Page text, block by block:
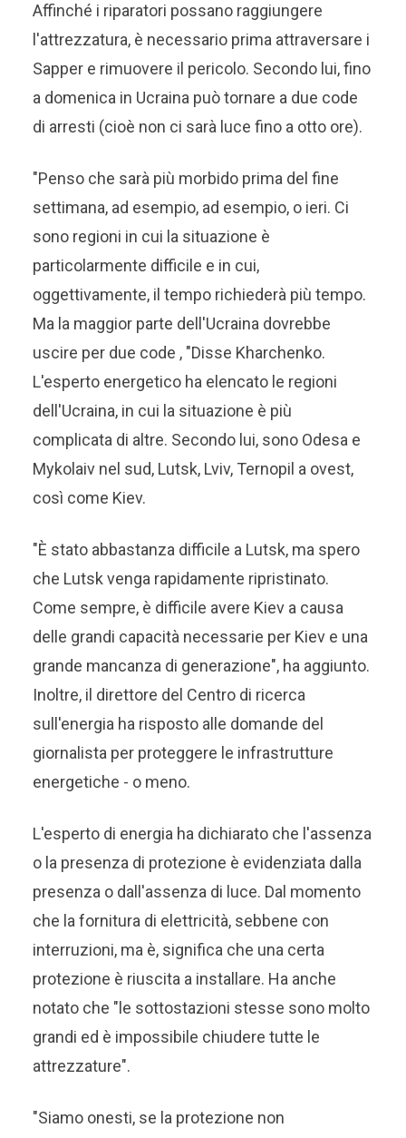
Affinché i riparatori possano raggiungere
l'attrezzatura, è necessario prima attraversare i
Sapper e rimuovere il pericolo. Secondo lui, fino
a domenica in Ucraina può tornare a due code
di arresti (cioè non ci sarà luce fino a otto ore).
"Penso che sarà più morbido prima del fine
settimana, ad esempio, ad esempio, o ieri. Ci
sono regioni in cui la situazione è
particolarmente difficile e in cui,
oggettivamente, il tempo richiederà più tempo.
Ma la maggior parte dell'Ucraina dovrebbe
uscire per due code , "Disse Kharchenko.
L'esperto energetico ha elencato le regioni
dell'Ucraina, in cui la situazione è più
complicata di altre. Secondo lui, sono Odesa e
Mykolaiv nel sud, Lutsk, Lviv, Ternopil a ovest,
così come Kiev.
"È stato abbastanza difficile a Lutsk, ma spero
che Lutsk venga rapidamente ripristinato.
Come sempre, è difficile avere Kiev a causa
delle grandi capacità necessarie per Kiev e una
grande mancanza di generazione", ha aggiunto.
Inoltre, il direttore del Centro di ricerca
sull'energia ha risposto alle domande del
giornalista per proteggere le infrastrutture
energetiche - o meno.
L'esperto di energia ha dichiarato che l'assenza
o la presenza di protezione è evidenziata dalla
presenza o dall'assenza di luce. Dal momento
che la fornitura di elettricità, sebbene con
interruzioni, ma è, significa che una certa
protezione è riuscita a installare. Ha anche
notato che "le sottostazioni stesse sono molto
grandi ed è impossibile chiudere tutte le
attrezzature".
"Siamo onesti, se la protezione non